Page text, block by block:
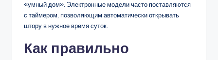
«умный дом». Электронные модели часто поставляются
с таймером, позволяющим автоматически открывать
штору в нужное время суток.
Как правильно